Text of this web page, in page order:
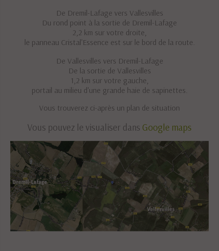
De Dremil-Lafage vers Vallesvilles
Du rond point à la sortie de Dremil-Lafage
2,2 km sur votre droite,
le panneau Cristal'Essence est sur le bord de la route.
De Vallesvilles vers Dremil-Lafage
De la sortie de Vallesvilles
1,2 km sur votre gauche,
portail au milieu d'une grande haie de sapinettes.
Vous trouverez ci-après un plan de situation
Vous pouvez le visualiser dans Google maps